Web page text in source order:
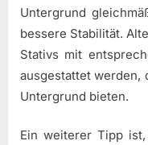
Untergrund
bessere Stabilität.
Stativs mit
ausgestattet werden,
Untergrund bieten.
Ein weiterer Tipp